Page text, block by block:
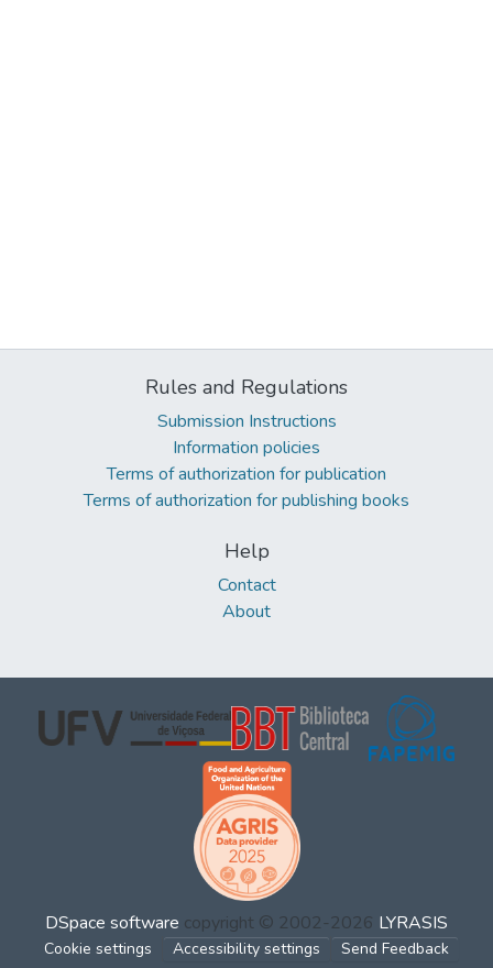
Rules and Regulations
Submission Instructions
Information policies
Terms of authorization for publication
Terms of authorization for publishing books
Help
Contact
About
DSpace software copyright © 2002-2026 LYRASIS
Cookie settings Accessibility settings Send Feedback